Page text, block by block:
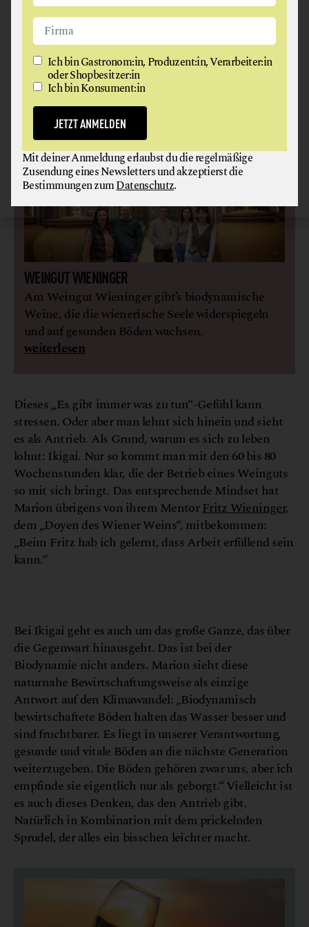
„Die Böden gehören zwar uns, aber ich empfinde sie
WEINGUT WIENINGER
Am Weingut Wieninger gibt’s biodynamische
Weine, die die wienerische Seele widerspiegeln
und auf gesunden Böden wachsen.
weiterlesen
Dieses „Es gibt immer was zu tun“-Gefühl kann
stressen. Oder aber man lehnt sich hinein und sieht
es als Antrieb. Als Grund, warum es sich zu leben
lohnt: Ikigai. Nur so kommt man mit den 60 bis 80
Wochenstunden klar, die der Betrieb eines Weinguts
so mit sich bringt. Das entsprechende Mindset hat
Marion übrigens von ihrem MentorFritz Wieninger,
dem „Doyen des Wiener Weins“, mitbekommen:
„Beim Fritz hab ich gelernt, dass Arbeit erfüllend sein
kann.“
Bei Ikigai geht es auch um das große Ganze, das über
die Gegenwart hinausgeht. Das ist bei der
Biodynamie nicht anders. Marion sieht diese
naturnahe Bewirtschaftungsweise als einzige
Antwort auf den Klimawandel: „Biodynamisch
bewirtschaftete Böden halten das Wasser besser und
sind fruchtbarer. Es liegt in unserer Verantwortung,
gesunde und vitale Böden an die nächste Generation
weiterzugeben. Die Böden gehören zwar uns, aber ich
empfinde sie eigentlich nur als geborgt.“ Vielleicht ist
es auch dieses Denken, das den Antrieb gibt.
Natürlich in Kombination mit dem prickelnden
Sprudel, der alles ein bisschen leichter macht.
Ich bin Gastronom:in, Produzent:in, Verarbeiter:in
oder Shopbesitzer:in
Ich bin Konsument:in
JETZT ANMELDEN
Mit deiner Anmeldung erlaubst du die regelmäßige
Zusendung eines Newsletters und akzeptierst die
Bestimmungen zumDatenschutz.